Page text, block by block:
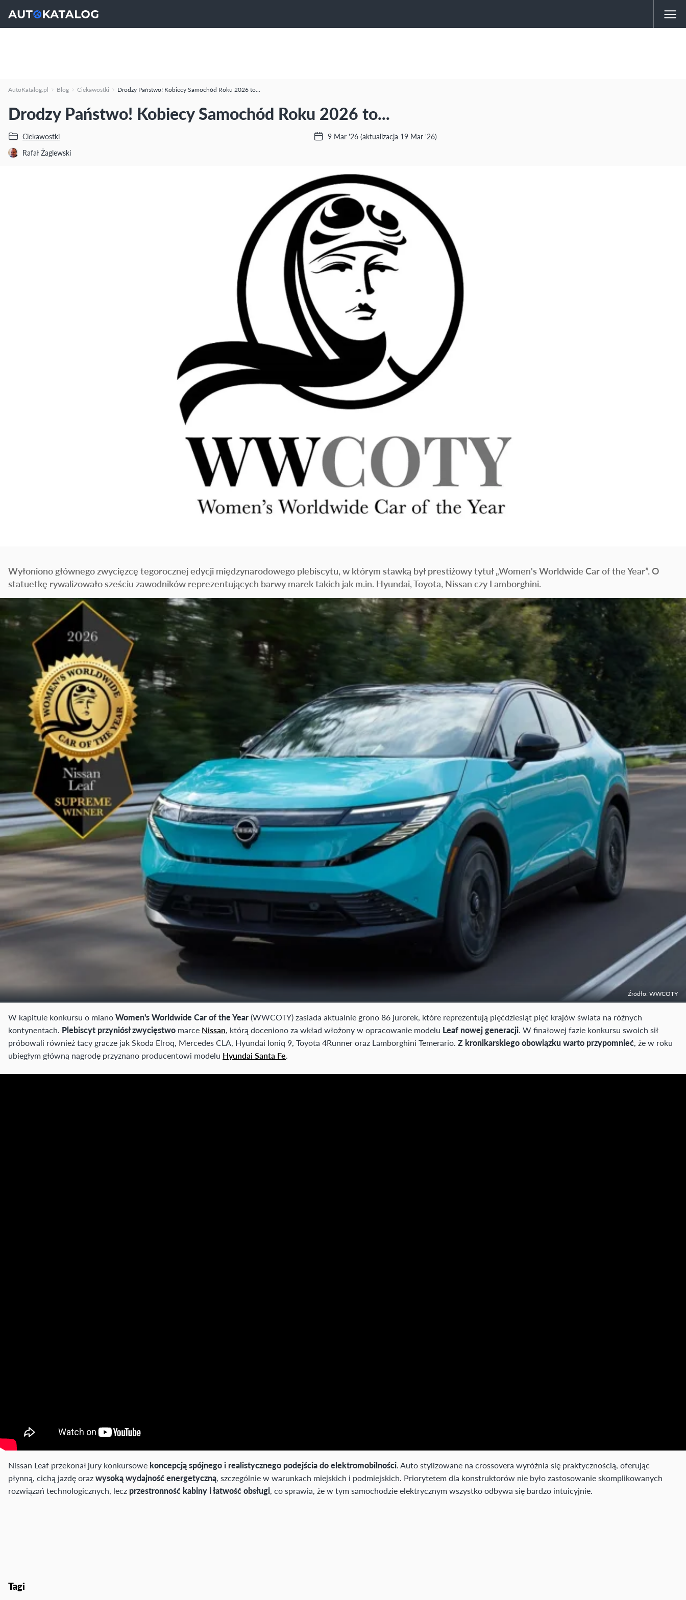
AutoKatalog.pl Blog Ciekawostki Drodzy Państwo! Kobiecy Samochód Roku 2026 to...
Drodzy Państwo! Kobiecy Samochód Roku 2026 to...
Ciekawostki
Rafał Żaglewski
9 Mar '26 (aktualizacja 19 Mar '26)
Wyłoniono głównego zwycięzcę tegorocznej edycji międzynarodowego plebiscytu, w którym stawką był prestiżowy tytuł „Women's Worldwide Car of the Year”. O
statuetkę rywalizowało sześciu zawodników reprezentujących barwy marek takich jak m.in. Hyundai, Toyota, Nissan czy Lamborghini.
Źródło: WWCOTY
W kapitule konkursu o mianoWomen's Worldwide Car of the Year(WWCOTY) zasiada aktualnie grono 86 jurorek, które reprezentują pięćdziesiąt pięć krajów świata na różnych
kontynentach. Plebiscyt przyniósł zwycięstwo marce Nissan, którą doceniono za wkład włożony w opracowanie modelu Leaf nowej generacji. W finałowej fazie konkursu swoich sił
próbowali również tacy gracze jak Skoda Elroq, Mercedes CLA, Hyundai Ioniq 9, Toyota 4Runner oraz Lamborghini Temerario. Z kronikarskiego obowiązku warto przypomnieć, że w roku
ubiegłym główną nagrodę przyznano producentowi modelu Hyundai Santa Fe.
Nissan Leaf przekonał jury konkursowe koncepcją spójnego i realistycznego podejścia do elektromobilności. Auto stylizowane na crossovera wyróżnia się praktycznością, oferując
płynną, cichą jazdę orazwysoką wydajność energetyczną, szczególnie w warunkach miejskich i podmiejskich. Priorytetem dla konstruktorów nie było zastosowanie skomplikowanych
rozwiązań technologicznych, lecz przestronność kabiny i łatwość obsługi, co sprawia, że w tym samochodzie elektrycznym wszystko odbywa się bardzo intuicyjnie.
Tagi